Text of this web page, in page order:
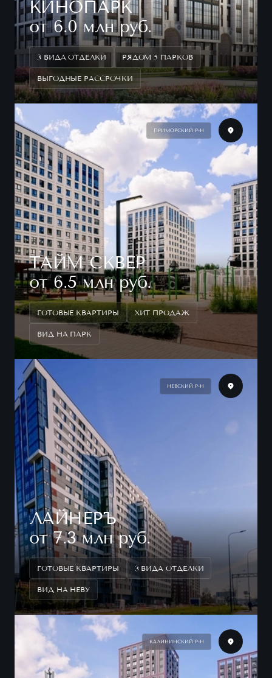
КИНОПАРК
от 6.0 млн руб.
3 ВИДА ОТДЕЛКИ РЯДОМ 5 ПАРКОВ
ВЫГОДНЫЕ РАССРОЧКИ
ПРИМОРСКИЙ Р-Н
ТАЙМ СКВЕР
от 6.5 млн руб.
ГОТОВЫЕ КВАРТИРЫ ХИТ ПРОДАЖ
ВИД НА ПАРК
НЕВСКИЙ Р-Н
ЛАЙНЕРЪ
от 7.3 млн руб.
ГОТОВЫЕ КВАРТИРЫ 3 ВИДА ОТДЕЛКИ
ВИД НА НЕВУ
КАЛИНИНСКИЙ Р-Н